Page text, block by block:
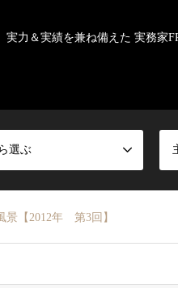
実力＆実績を兼ね備えた 実務家
選ぶ
景【2012年 第3回】